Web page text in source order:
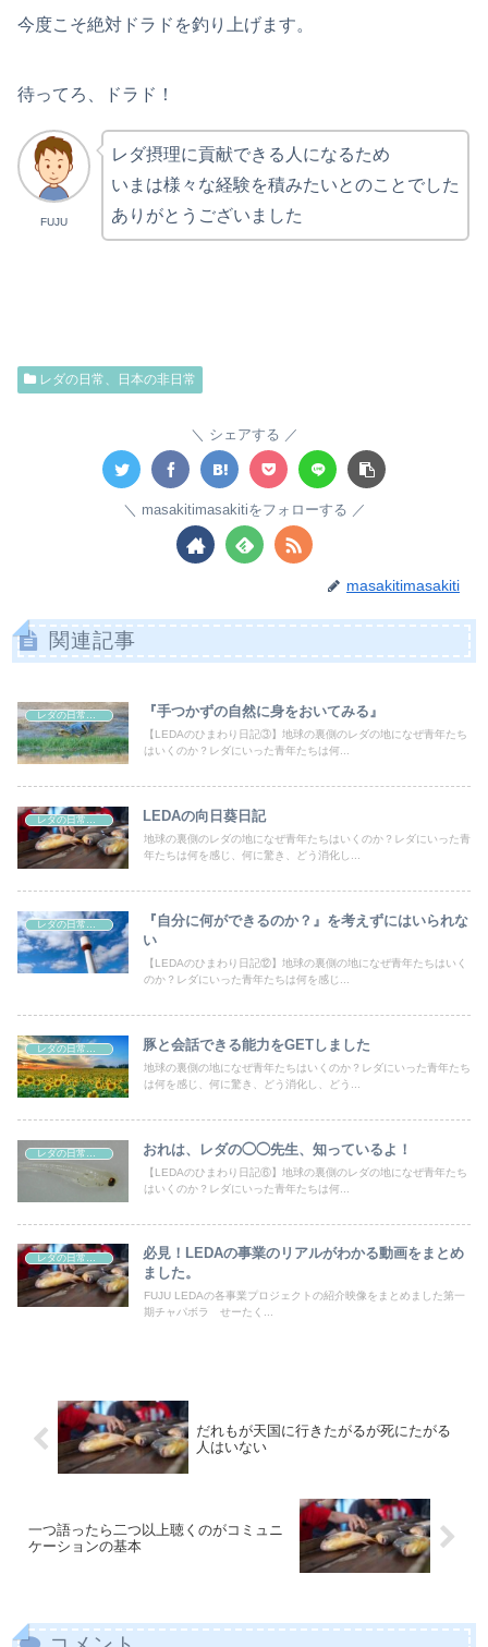
今度こそ絶対ドラドを釣り上げます。
待ってろ、ドラド！
FUJU
レダ摂理に貢献できる人になるため
いまは様々な経験を積みたいとのことでした
ありがとうございました
レダの日常、日本の非日常
シェアする
masakitimasakitiをフォローする
masakitimasakiti
関連記事
レダの日常、日本の非日常 『手つかずの自然に身をおいてみる』
【LEDAのひまわり日記③】地球の裏側のレダの地になぜ青年たち
はいくのか？レダにいった青年たちは何...
レダの日常、日本の非日常 LEDAの向日葵日記
地球の裏側のレダの地になぜ青年たちはいくのか？レダにいった青
年たちは何を感じ、何に驚き、どう消化し...
『自分に何ができるのか？』を考えずにはいられな
い
【LEDAのひまわり日記⑫】地球の裏側の地になぜ青年たちはいく
のか？レダにいった青年たちは何を感じ...
豚と会話できる能力をGETしました
地球の裏側の地になぜ青年たちはいくのか？レダにいった青年たち
は何を感じ、何に驚き、どう消化し、どう...
おれは、レダの◯◯先生、知っているよ！
【LEDAのひまわり日記⑥】地球の裏側のレダの地になぜ青年たち
はいくのか？レダにいった青年たちは何...
必見！LEDAの事業のリアルがわかる動画をまとめ
ました。
FUJU LEDAの各事業プロジェクトの紹介映像をまとめました第一
期チャパボラ せーたく...
だれもが天国に行きたがるが死にたがる
人はいない
一つ語ったら二つ以上聴くのがコミュニ
ケーションの基本